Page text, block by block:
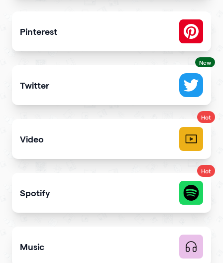
Get more stream viewers and engagement
Pinterest
New
Twitter
Showcase your tweets and Twitter feed
Hot
Video
Hot
Spotify
Music